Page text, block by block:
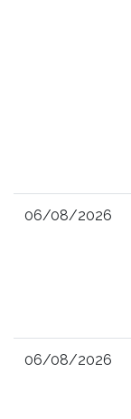
06/08/2026
06/08/2026